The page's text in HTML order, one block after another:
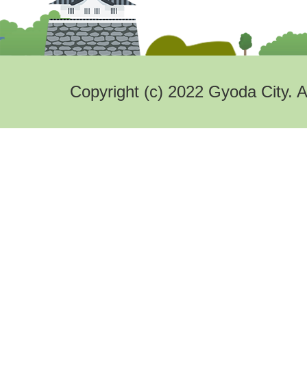
Copyright (c) 2022 Gyoda City.